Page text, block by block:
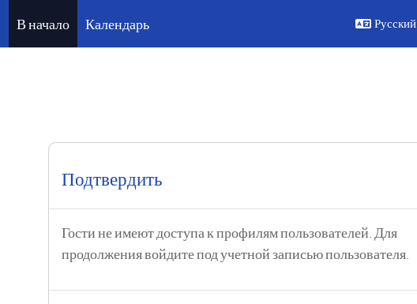
В начало Календарь
Подтвердить
Гости не имеют доступа к профилям пользователей. Для
продолжения войдите под учетной записью пользователя.